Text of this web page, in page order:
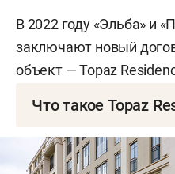
В 2022 году «Эльба» и
заключают новый
объект — Topaz
Что такое Topaz
Tasigo — это
которые работают в